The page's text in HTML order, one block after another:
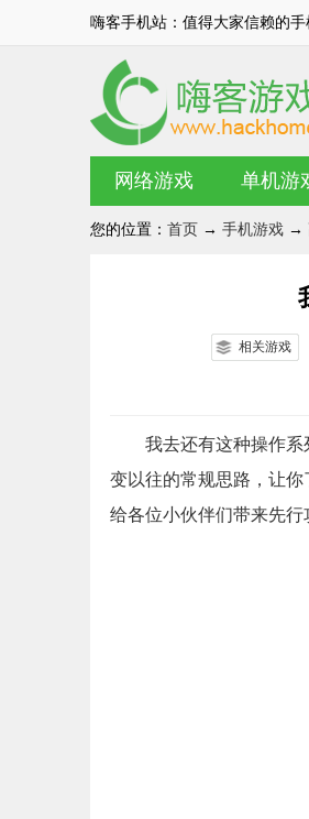
嗨客手机站：值得大家信赖的手
网络游戏 单机游
您的位置： 首页 → 手机游戏 →
相关游戏
我去还有这种操作
变以往的常规思路，让
给各位小伙伴们带来先行